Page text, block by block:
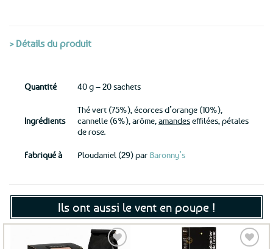
> Détails du produit
Quantité 40 g – 20 sachets
Ingrédients
Thé vert (75%), écorces d’orange (10%),
cannelle (6%), arôme, amandeseffilées, pétales
de rose.
Fabriqué à Ploudaniel (29) par Baronny’s
Ils ont aussi le vent en poupe !